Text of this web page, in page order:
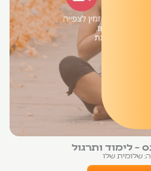
– לימוד ותרגול
שלומית שלו